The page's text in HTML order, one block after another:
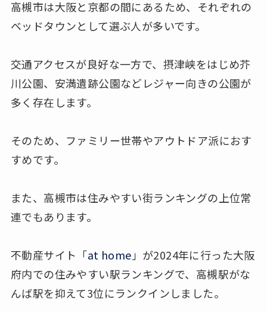
高槻市は大阪と京都の間にあるため、それぞれの
ベッドタウンとして選ぶ人が多いです。
交通アクセスが良好な一方で、摂津峡をはじめ芥
川公園、安満遺跡公園などレジャー向きの公園が
多く存在します。
そのため、ファミリー世帯やアウトドア派におす
すめです。
また、高槻市は住みやすい街ランキングの上位常
連でもあります。
不動産サイト「at home 」が2024年に行った大阪
府内での住みやすい駅ランキングで、高槻駅がな
んば駅を抑えて3位にランクインしました。